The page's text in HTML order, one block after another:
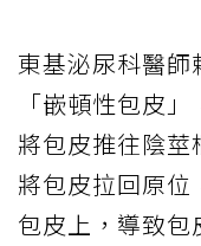
東基泌尿科醫師
「嵌頓性包皮
將包皮推往陰
將包皮拉回原
包皮上，導致